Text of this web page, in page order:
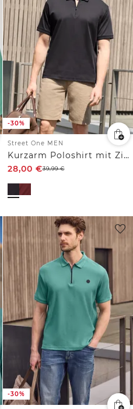
-30%
Street One MEN
Kurzarm Poloshirt mit Zipper
28,00 €39,99€
-30%